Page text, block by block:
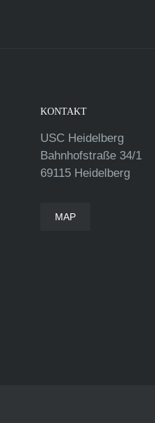
KONTAKT
USC Heidelberg
Bahnhofstraße 34/1
69115 Heidelberg
MAP